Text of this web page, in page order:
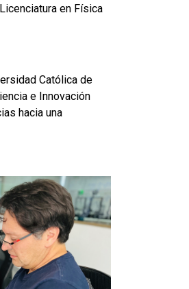
en Física
Católica de
e Innovación
hacia una